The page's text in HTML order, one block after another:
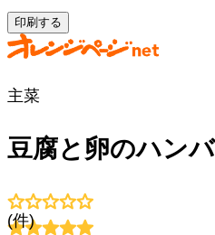
印刷する
主菜
豆腐と卵のハン
(件)